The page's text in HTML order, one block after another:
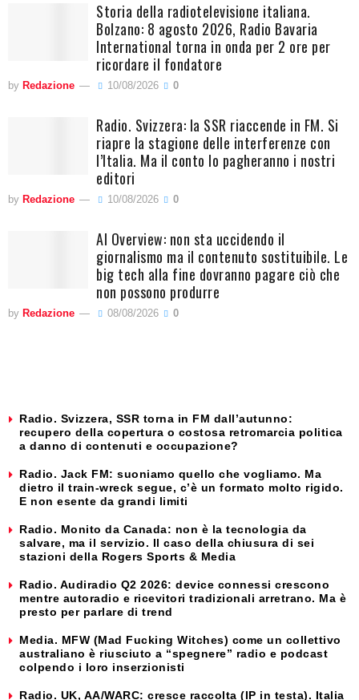
Storia della radiotelevisione italiana.
Bolzano: 8 agosto 2026, Radio Bavaria
International torna in onda per 2 ore per
ricordare il fondatore
by Redazione 10/08/2026 0
Radio. Svizzera: la SSR riaccende in FM. Si
riapre la stagione delle interferenze con
l’Italia. Ma il conto lo pagheranno i nostri
editori
by Redazione 10/08/2026 0
AI Overview: non sta uccidendo il
giornalismo ma il contenuto sostituibile. Le
big tech alla fine dovranno pagare ciò che
non possono produrre
by Redazione 08/08/2026 0
Radio. Svizzera, SSR torna in FM dall’autunno:
recupero della copertura o costosa retromarcia politica
a danno di contenuti e occupazione?
Radio. Jack FM: suoniamo quello che vogliamo. Ma
dietro il train-wreck segue, c’è un formato molto rigido.
E non esente da grandi limiti
Radio. Monito da Canada: non è la tecnologia da
salvare, ma il servizio. Il caso della chiusura di sei
stazioni della Rogers Sports & Media
Radio. Audiradio Q2 2026: device connessi crescono
mentre autoradio e ricevitori tradizionali arretrano. Ma è
presto per parlare di trend
Media. MFW (Mad Fucking Witches) come un collettivo
australiano è riusciuto a “spegnere” radio e podcast
colpendo i loro inserzionisti
Radio. UK, AA/WARC: cresce raccolta (IP in testa). Italia